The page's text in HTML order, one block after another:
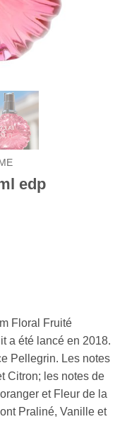
edp
Floral Fruité
a été lancé en 2018.
Pellegrin. Les notes
Citron; les notes de
et Fleur de la
Praliné, Vanille et